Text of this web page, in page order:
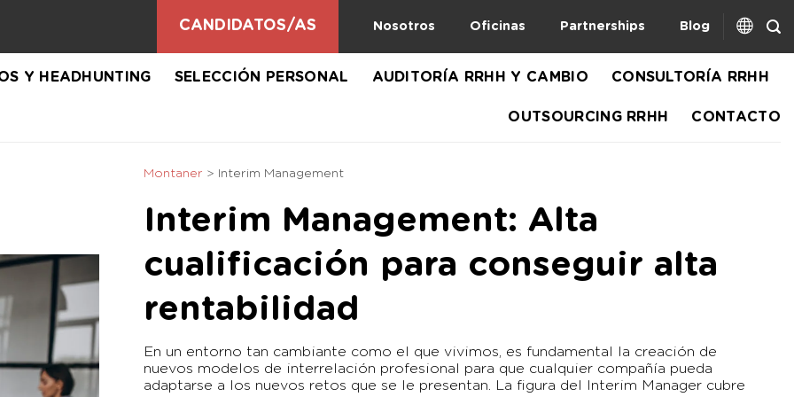
CANDIDATOS/AS Nosotros Oficinas Partnerships Blog
Y HEADHUNTING SELECCIÓN PERSONAL AUDITORÍA RRHH Y CAMBIO CONSULTORÍA RRHH
OUTSOURCING RRHH CONTACTO
Montaner > Interim Management
Interim Management: Alta
cualificación para conseguir alta
rentabilidad
En un entorno tan cambiante como el que vivimos, es fundamental la creación de
nuevos modelos de interrelación profesional para que cualquier compañía pueda
adaptarse a los nuevos retos que se le presentan. La figura del Interim Manager cubre